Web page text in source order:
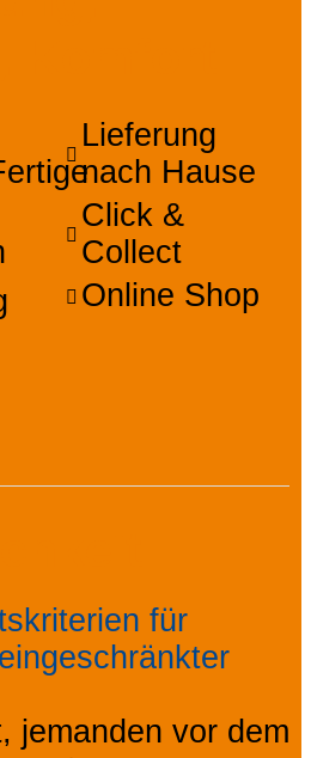
Lieferung
nach Hause
Click &
Collect
Online Shop
für
jemanden vor dem